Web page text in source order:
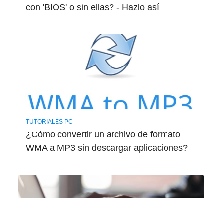
con 'BIOS' o sin ellas? - Hazlo así
TUTORIALES PC
¿Cómo convertir un archivo de formato
WMA a MP3 sin descargar aplicaciones?